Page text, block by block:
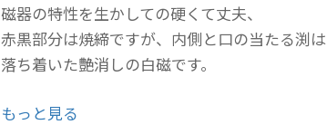
磁器の特性を生かしての硬くて丈夫、
赤黒部分は焼締ですが、内側と口の当たる渕は
落ち着いた艶消しの白磁です。
高台内もしっかりと削られていて
もっと見る